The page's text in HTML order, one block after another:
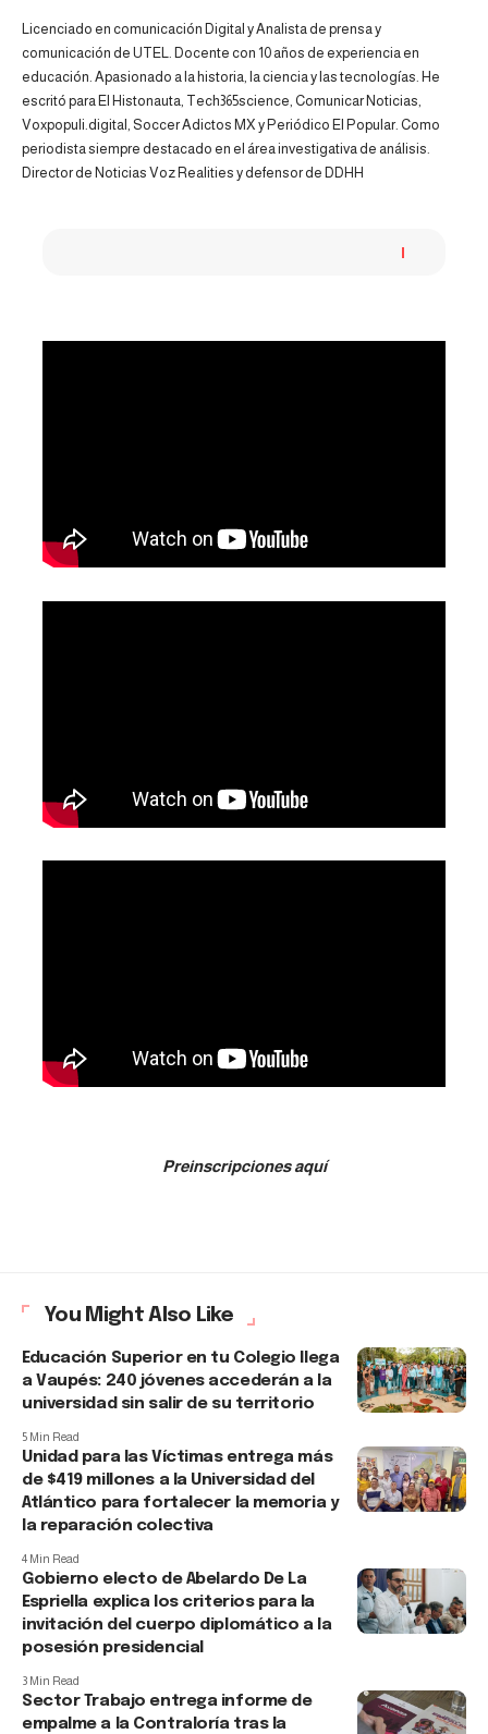
Licenciado en comunicación Digital y Analista de prensa y
comunicación de UTEL. Docente con 10 años de experiencia en
educación. Apasionado a la historia, la ciencia y las tecnologías. He
escritó para El Histonauta, Tech365science, Comunicar Noticias,
Voxpopuli.digital, Soccer Adictos MX y Periódico El Popular. Como
periodista siempre destacado en el área investigativa de análisis.
Director de Noticias Voz Realities y defensor de DDHH
Preinscripciones aquí
You Might Also Like
Educación Superior en tu Colegio llega
a Vaupés: 240 jóvenes accederán a la
universidad sin salir de su territorio
5 Min Read
Unidad para las Víctimas entrega más
de $419 millones a la Universidad del
Atlántico para fortalecer la memoria y
la reparación colectiva
4 Min Read
Gobierno electo de Abelardo De La
Espriella explica los criterios para la
invitación del cuerpo diplomático a la
posesión presidencial
3 Min Read
Sector Trabajo entrega informe de
empalme a la Contraloría tras la